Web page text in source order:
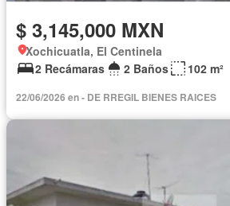
$ 3,145,000 MXN
Xochicuatla, El Centinela
2 Recámaras
2 Baños 102 m²
22/06/2026 en - DE RREGIL BIENES RAICES